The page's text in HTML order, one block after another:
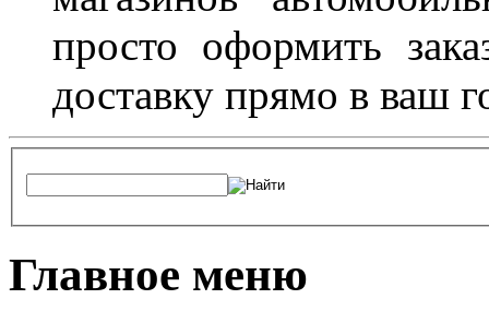
просто оформить
доставку прямо в ваш
Главное меню